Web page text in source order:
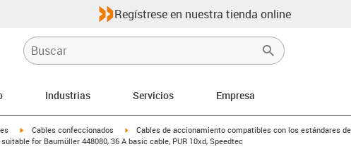
Regístrese en nuestra tienda online
Industrias Servicios Empresa
igus-icon-arrow-right
Cables confeccionados igus-icon-arrow-right
Cables de accionamiento compatibles con los estándares
for Baumüller 448080, 36 A basic cable, PUR 10xd, Speedtec